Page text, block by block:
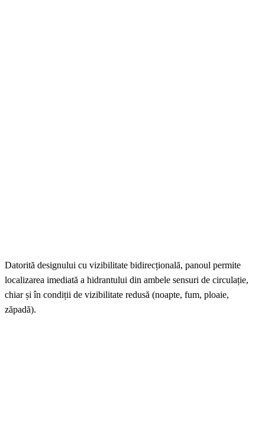
Datorită designului cu vizibilitate bidirecțională, panoul permite
localizarea imediată a hidrantului din ambele sensuri de circulație,
chiar și în condiții de vizibilitate redusă (noapte, fum, ploaie,
zăpadă).